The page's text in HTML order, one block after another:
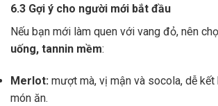
6.3 Gợi ý cho người mới bắt đầu
Nếu bạn mới làm quen với vang đỏ, nên
uống, tannin mềm:
Merlot: mượt mà, vị mận và socola, dễ kết
món ăn.